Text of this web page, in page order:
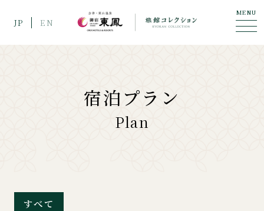
JP EN
MENU
宿泊プラン
Plan
すべて